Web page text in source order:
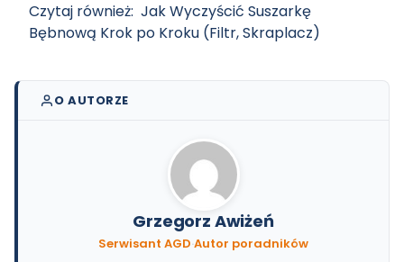
Czytaj również: Jak Wyczyścić Suszarkę
Bębnową Krok po Kroku (Filtr, Skraplacz)
O AUTORZE
Grzegorz Awiżeń
Serwisant AGD·Autor poradników